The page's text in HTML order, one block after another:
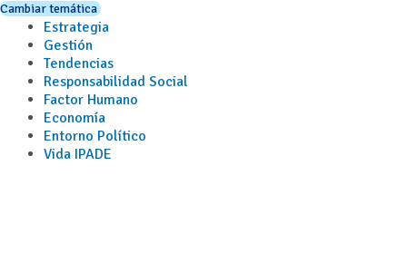
Cambiar temática
Estrategia
Gestión
Tendencias
Responsabilidad Social
Factor Humano
Economía
Entorno Político
Vida IPADE